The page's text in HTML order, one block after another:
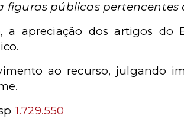
figuras públicas pertencentes
a apreciação dos artigos do
ao recurso, julgando
1.729.550